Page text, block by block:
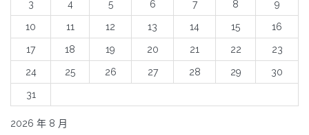
2026 年 8 月
3 4 5 6 7 8 9
10 11 12 13 14 15 16
17 18 19 20 21 22 23
24 25 26 27 28 29 30
31